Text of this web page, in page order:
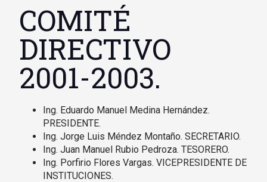
COMITÉ
DIRECTIVO
2001-2003.
Ing. Eduardo Manuel Medina Hernández.
PRESIDENTE.
Ing. Jorge Luis Méndez Montaño. SECRETARIO.
Ing. Juan Manuel Rubio Pedroza. TESORERO.
Ing. Porfirio Flores Vargas. VICEPRESIDENTE DE
INSTITUCIONES.